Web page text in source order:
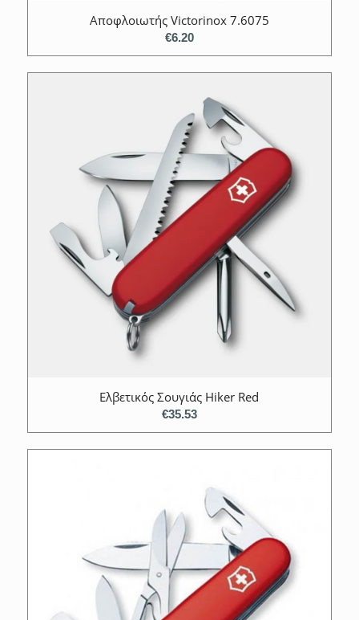
Aποφλοιωτής Victorinox 7.6075
€6.20
Ελβετικός Σουγιάς Hiker Red
€35.53